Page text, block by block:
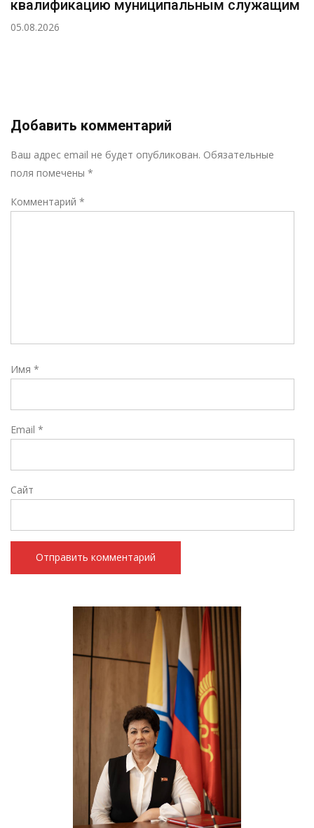
квалификацию муниципальным служащим
05.08.2026
Добавить комментарий
Ваш адрес email не будет опубликован. Обязательные
поля помечены *
Комментарий *
Имя *
Email *
Сайт